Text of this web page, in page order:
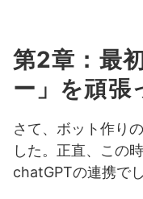
第2章：最
ー」を頑張
さて、ボット作り
した。正直、この
chatGPTの連携で